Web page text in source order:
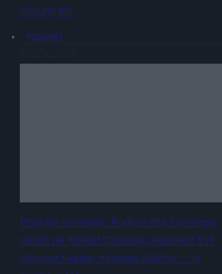
through life
PODCAST
Podcast Nintendo: PodNN #86 Generosa
ración de Animal Crossing, Resident Evil,
Monster Hunter, rumores Witcher… ¡y